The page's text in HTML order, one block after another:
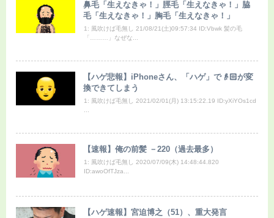
鼻毛「生えなきゃ！」脛毛「生えなきゃ！」脇
毛「生えなきゃ！」胸毛「生えなきゃ！」
1: 風吹けば毛無し 21/08/21(土)09:57:34 ID:Vbwk 髪の毛
「………」なぜな...
【ハゲ悲報】iPhoneさん、「ハゲ」で👴🏻が変
換できてしまう
1: 風吹けば毛無し 2021/02/01(月) 13:15:22.19 ID:yXiYOs1cd
...
【速報】俺の前髪 －220（過去最多）
1: 風吹けば毛無し 2020/07/09(木) 14:48:44.820
ID:awoOfTJza...
【ハゲ速報】宮迫博之（51）、重大発言